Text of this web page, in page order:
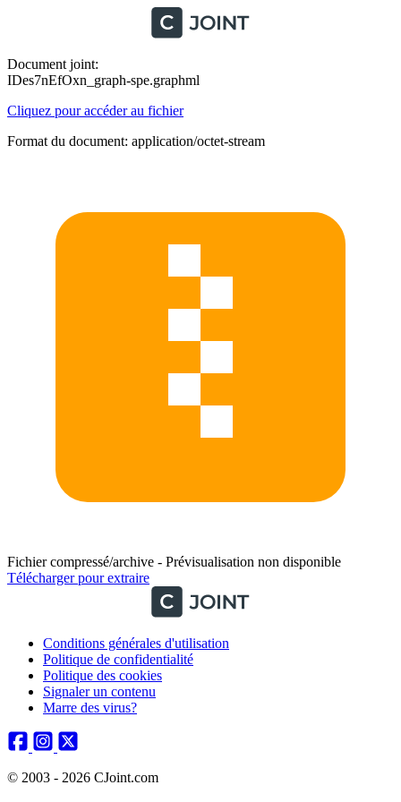
Document joint:
IDes7nEfOxn_graph-spe.graphml
Cliquez pour accéder au fichier
Format du document: application/octet-stream
Fichier compressé/archive - Prévisualisation non disponible
Télécharger pour extraire
Conditions générales d'utilisation
Politique de confidentialité
Politique des cookies
Signaler un contenu
Marre des virus?
© 2003 - 2026 CJoint.com